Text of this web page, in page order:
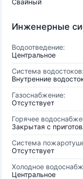
Свайный
Инженерные
Водоотведение:
Центральное
Система водостоков:
Внутренние
Газоснабжение:
Отсутствует
Горячее
Закрытая с
Система
Отсутствует
Холодное
Центральное